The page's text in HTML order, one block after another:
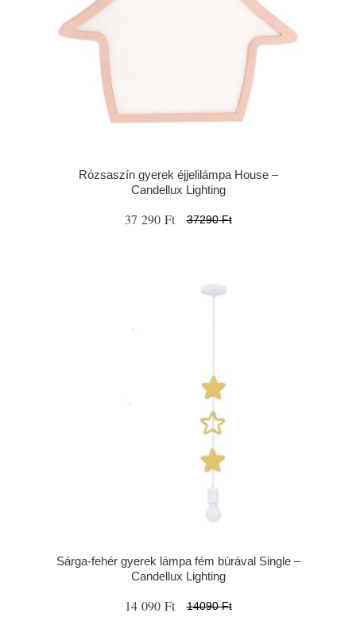
Rózsaszín gyerek éjjelilámpa House –
Candellux Lighting
37 290 Ft 37290 Ft
Sárga-fehér gyerek lámpa fém búrával Single –
Candellux Lighting
14 090 Ft 14090 Ft